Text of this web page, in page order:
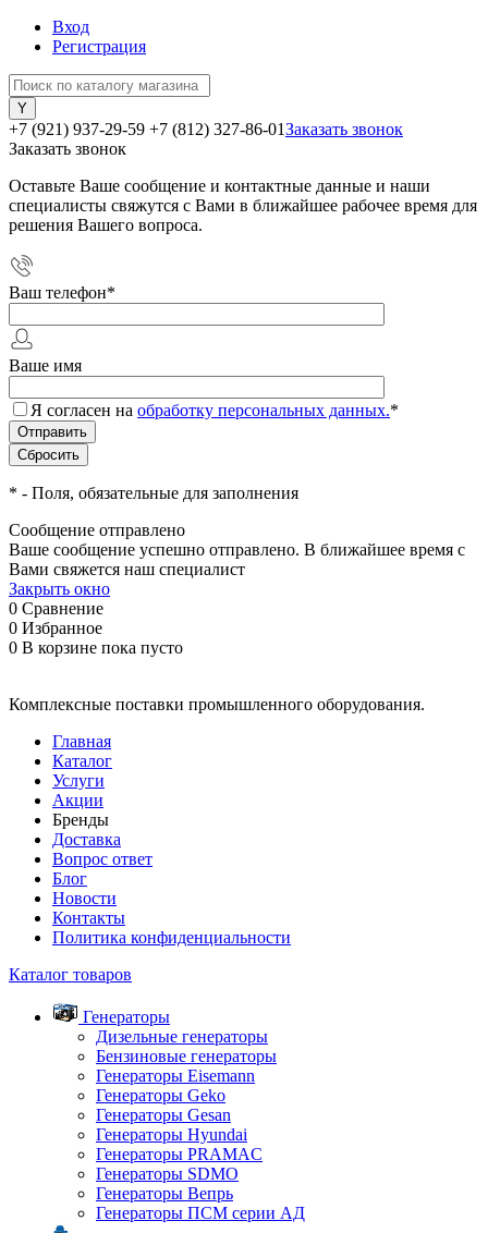
Вход
Регистрация
+7 (921) 937-29-59 +7 (812) 327-86-01Заказать звонок
Заказать звонок
Оставьте Ваше сообщение и контактные данные и наши
специалисты свяжутся с Вами в ближайшее рабочее время для
решения Вашего вопроса.
Ваш телефон*
Ваше имя
Я согласен на обработку персональных данных.*
* - Поля, обязательные для заполнения
Сообщение отправлено
Ваше сообщение успешно отправлено. В ближайшее время с
Вами свяжется наш специалист
Закрыть окно
0 Сравнение
0 Избранное
0 В корзине пока пусто
Комплексные поставки промышленного оборудования.
Главная
Каталог
Услуги
Акции
Бренды
Доставка
Вопрос ответ
Блог
Новости
Контакты
Политика конфиденциальности
Каталог товаров
Генераторы
Дизельные генераторы
Бензиновые генераторы
Генераторы Eisemann
Генераторы Geko
Генераторы Gesan
Генераторы Hyundai
Генераторы PRAMAC
Генераторы SDMO
Генераторы Вепрь
Генераторы ПСМ серии АД